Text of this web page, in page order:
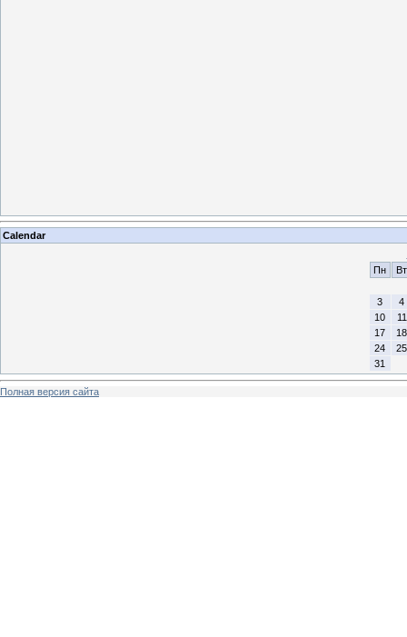
Calendar
Пн
Вт
3
4
10
11
17
18
24
25
31
Полная версия сайта